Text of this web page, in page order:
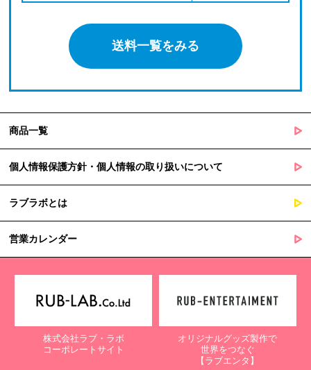
送料一覧をみる
商品一覧
個人情報保護方針・個人情報の取り扱いについて
ラブラボとは
営業カレンダー
株式会社ラブ・ラボ
コーポレートサイト
オリジナルグッズ製作で
世界をつなぐ
【ラブエンタ】